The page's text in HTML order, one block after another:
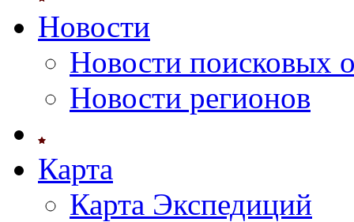
Новости
Новости поисковых
Новости регионов
Карта
Карта Экспедиций